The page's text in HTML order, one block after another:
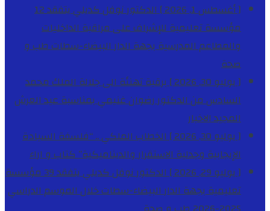
[ أغسطس 1, 2026 ]
الدكتور نوفل كديلي يتفقد 12
مؤسسة تعليمية للإشراف على مراقبة الداخليات
والمطاعم المدرسية بجهة الدار البيضاء-سطاتطب و
صحة
[ يوليو 30, 2026 ]
برقية تهنئة الى جلالة الملك محمد
السادس من الدكتور رضوان غنيمي بمناسبة عيد العرش
المجيدالاخبار
[ يوليو 30, 2026 ]
الخطاب الملكي .. “فلسفة السيادة
الإيجابية وجدلية الاستقرار والديناميكية”كتاب و اراء
[ يوليو 29, 2026 ]
الدكتور نوفل كديلي يتفقد 39 مؤسسة
تعليمية بجهة الدار البيضاء-سطات خلال الموسم الدراسي